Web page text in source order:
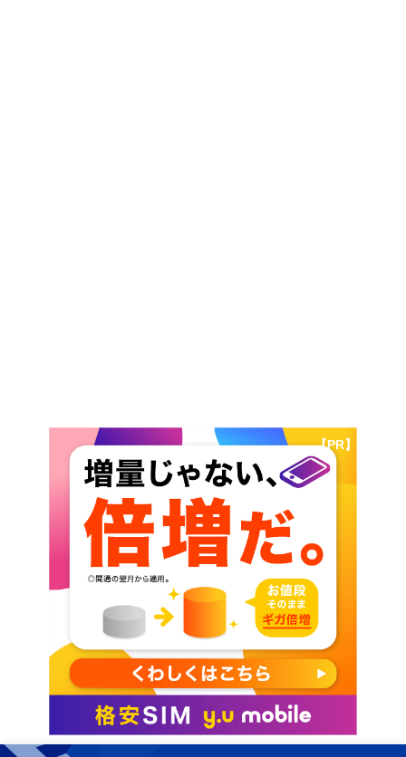
【PR】